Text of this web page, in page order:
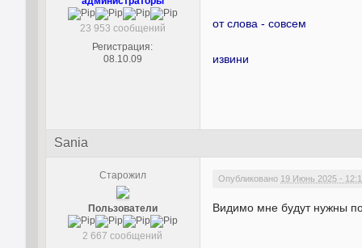
23 953 сообщений
Регистрация:
08.10.09
от слова - совсем
извини
Sania
Старожил
Пользователи
2 667 сообщений
Опубликовано 19 Июнь 2025 -
Видимо мне будут нужны